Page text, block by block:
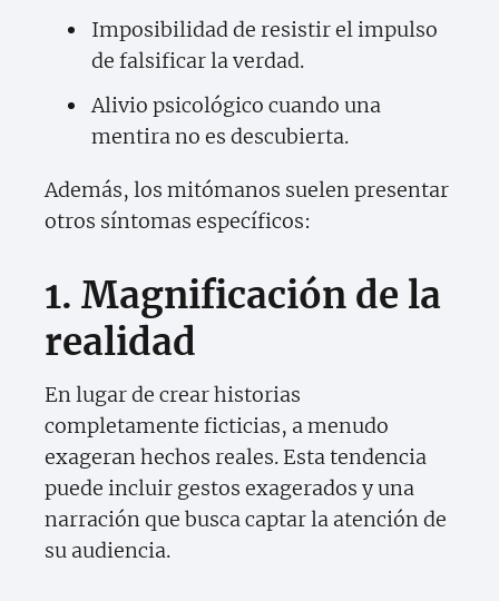
Imposibilidad de resistir el impulso
de falsificar la verdad.
Alivio psicológico cuando una
mentira no es descubierta.
Además, los mitómanos suelen presentar
otros síntomas específicos:
1. Magnificación de la
realidad
En lugar de crear historias
completamente ficticias, a menudo
exageran hechos reales. Esta tendencia
puede incluir gestos exagerados y una
narración que busca captar la atención de
su audiencia.